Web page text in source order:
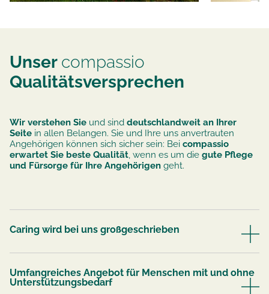
Unser compassio
Qualitätsversprechen
Wir verstehen Sie und sind deutschlandweit an Ihrer
Seite in allen Belangen. Sie und Ihre uns anvertrauten
Angehörigen können sich sicher sein: Bei compassio
erwartet Sie beste Qualität, wenn es um die gute Pflege
und Fürsorge für Ihre Angehörigen geht.
Caring wird bei uns großgeschrieben
Umfangreiches Angebot für Menschen mit und ohne
Unterstützungsbedarf